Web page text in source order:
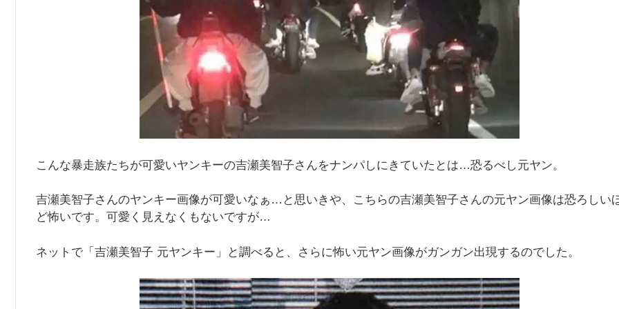
こんな暴走族たちが可愛いヤンキーの吉瀬美智子さんをナンパしにきていたとは…恐るべし元ヤン。
吉瀬美智子さんのヤンキー画像が可愛いなぁ…と思いきや、こちらの吉瀬美智子さんの元ヤン画像は恐ろしい
ど怖いです。可愛く見えなくもないですが…
ネットで「吉瀬美智子 元ヤンキー」と調べると、さらに怖い元ヤン画像がガンガン出現するのでした。